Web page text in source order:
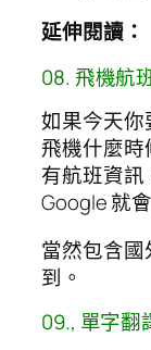
延伸閱讀：
08. 飛機航
如果今天你
飛機什麼時
有航班資訊
Google 就
當然包含
到。
09., 單字翻